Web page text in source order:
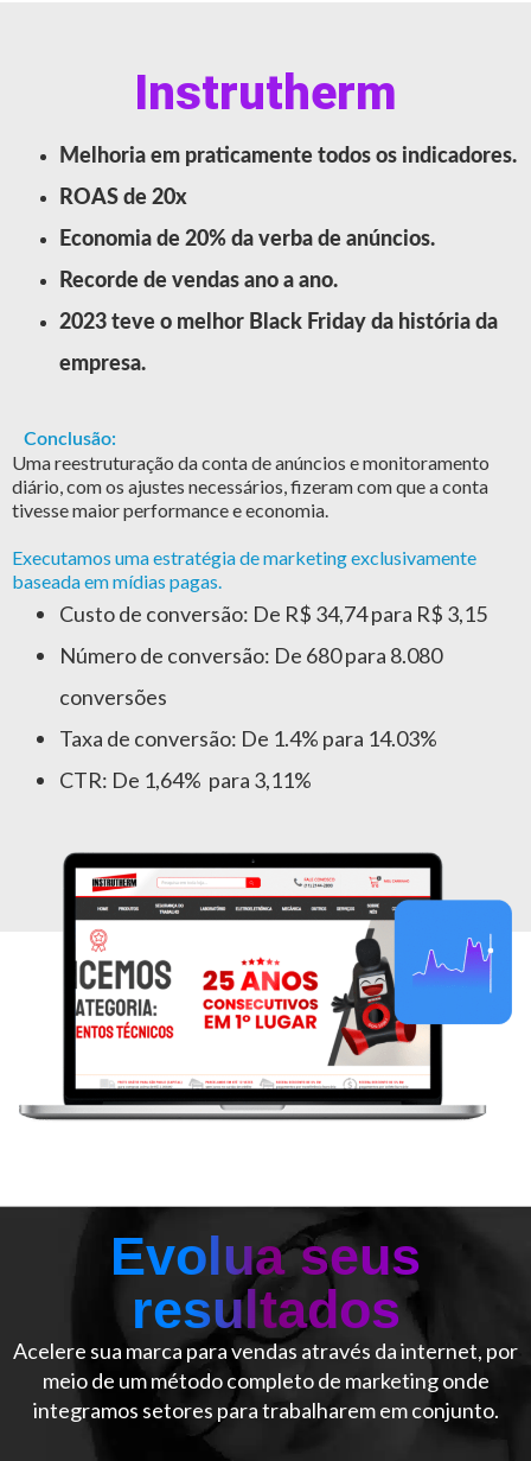
Instrutherm
Melhoria em praticamente todos os indicadores.
ROAS de 20x
Economia de 20% da verba de anúncios.
Recorde de vendas ano a ano.
2023 teve o melhor Black Friday da história da
empresa.
Conclusão:
Uma reestruturação da conta de anúncios e monitoramento
diário, com os ajustes necessários, fizeram com que a conta
tivesse maior performance e economia.
Executamos uma estratégia de marketing exclusivamente
baseada em mídias pagas.
Custo de conversão: De R$ 34,74 para R$ 3,15
Número de conversão: De 680 para 8.080
conversões
Taxa de conversão: De 1.4% para 14.03%
CTR: De 1,64% para 3,11%
Evolua seus
resultados
Acelere sua marca para vendas através da internet, por
meio de um método completo de marketing onde
integramos setores para trabalharem em conjunto.